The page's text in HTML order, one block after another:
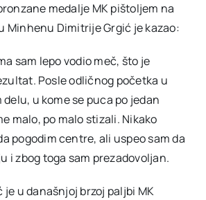
medalje MK pištoljem na
Minhenu Dimitrije Grgić je kazao:
sam lepo vodio meč, što je
Posle odličnog početka u
u kome se puca po jedan
malo, po malo stizali. Nikako
pogodim centre, ali uspeo sam da
i zbog toga sam prezadovoljan.
u današnjoj brzoj paljbi MK